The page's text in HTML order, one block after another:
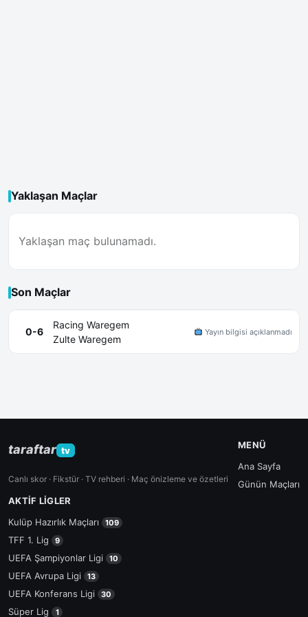
Yaklaşan Maçlar
Yaklaşan maç bulunamadı.
Son Maçlar
0-6
Racing Waregem
Zulte Waregem
Yayın bilgisi açıklanmadı
taraftar tv
Canlı skor · Fikstür · TV rehberi · Maç önizleme ve özetleri
MENÜ
Ana Sayfa
Günün Maçları
AKTIF LIGLER
Kulüp Hazırlık Maçları
109
TFF 1. Lig 9
UEFA Şampiyonlar Ligi 10
UEFA Avrupa Ligi 13
UEFA Konferans Ligi 30
Süper Lig 1